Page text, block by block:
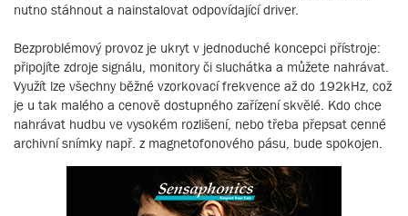
nutno stáhnout a nainstalovat odpovídající driver.
Bezproblémový provoz je ukryt v jednoduché koncepci přístroje:
připojíte zdroje signálu, monitory či sluchátka a můžete nahrávat.
Využít lze všechny běžné vzorkovací frekvence až do 192kHz, což
je u tak malého a cenově dostupného zařízení skvělé. Kdo chce
nahrávat hudbu ve vysokém rozlišení, nebo třeba přepsat cenné
archivní snímky např. z magnetofonového pásu, bude spokojen.